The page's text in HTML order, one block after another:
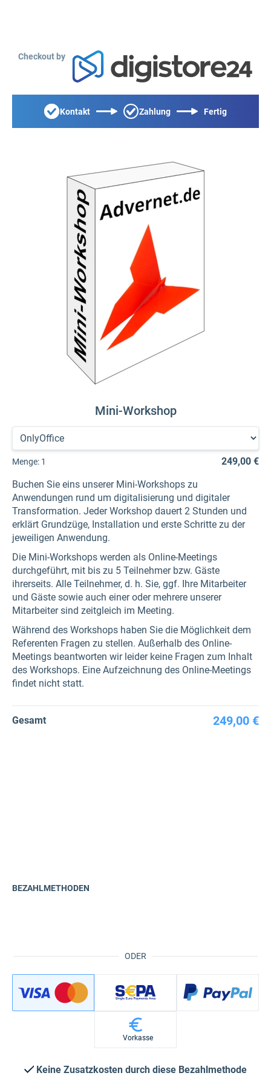
Checkout by
Kontakt Zahlung Fertig
Mini-Workshop
Menge: 1
249,00 €
Buchen Sie eins unserer Mini-Workshops zu
Anwendungen rund um digitalisierung und digitaler
Transformation. Jeder Workshop dauert 2 Stunden und
erklärt Grundzüge, Installation und erste Schritte zu der
jeweiligen Anwendung.
Die Mini-Workshops werden als Online-Meetings
durchgeführt, mit bis zu 5 Teilnehmer bzw. Gäste
ihrerseits. Alle Teilnehmer, d. h. Sie, ggf. Ihre Mitarbeiter
und Gäste sowie auch einer oder mehrere unserer
Mitarbeiter sind zeitgleich im Meeting.
Während des Workshops haben Sie die Möglichkeit dem
Referenten Fragen zu stellen. Außerhalb des Online-
Meetings beantworten wir leider keine Fragen zum Inhalt
des Workshops. Eine Aufzeichnung des Online-Meetings
findet nicht statt.
Gesamt 249,00 €
ODER
BEZAHLMETHODEN
Vorkasse
Keine Zusatzkosten durch diese Bezahlmethode